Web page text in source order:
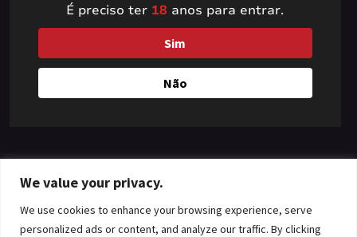
We value your privacy.
We use cookies to enhance your browsing experience, serve
personalized ads or content, and analyze our traffic. By clicking
something amazing
— check back soon!
É preciso ter 18 anos para entrar.
Sim
Não